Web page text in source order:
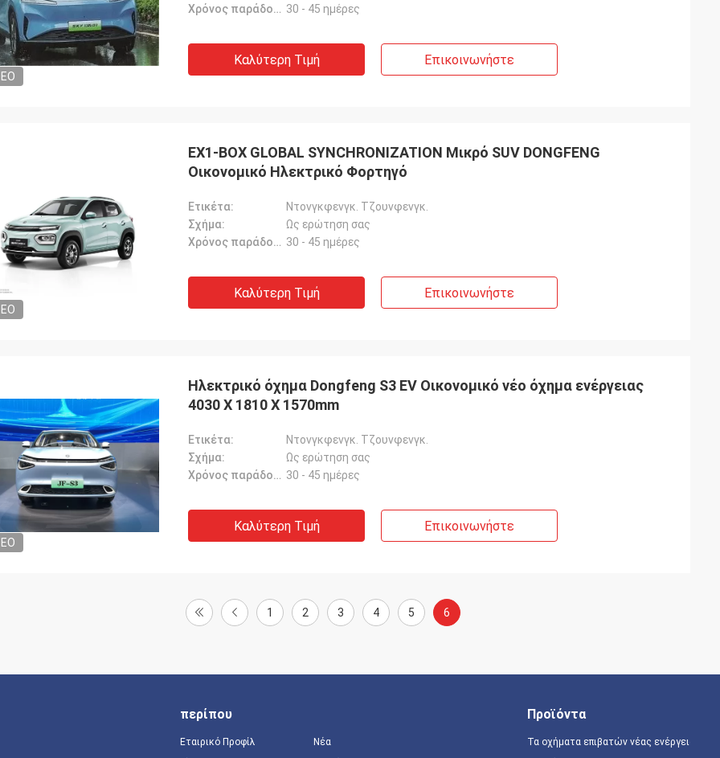
Χρόνος παράδοσης: 30 - 45 ημέρες
Καλύτερη Τιμή Επικοινωνήστε
EX1-BOX GLOBAL SYNCHRONIZATION Μικρό SUV DONGFENG
Οικονομικό Ηλεκτρικό Φορτηγό
Ετικέτα:
Ντονγκφενγκ. Τζουνφενγκ.
Σχήμα:
Ως ερώτηση σας
Χρόνος παράδοσης: 30 - 45 ημέρες
Καλύτερη Τιμή Επικοινωνήστε
Ηλεκτρικό όχημα Dongfeng S3 EV Οικονομικό νέο όχημα ενέργειας
4030 X 1810 X 1570mm
Ετικέτα:
Ντονγκφενγκ. Τζουνφενγκ.
Σχήμα:
Ως ερώτηση σας
Χρόνος παράδοσης: 30 - 45 ημέρες
Καλύτερη Τιμή Επικοινωνήστε
1 2 3 4 5 6
περίπου
Εταιρικό Προφίλ
Νέα
Προϊόντα
Τα οχήματα επιβατών νέας ενέργειας